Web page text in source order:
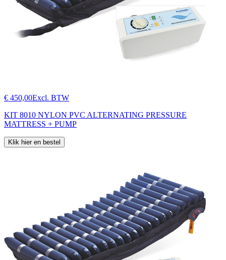
€ 450,00Excl. BTW
KIT 8010 NYLON PVC ALTERNATING PRESSURE
MATTRESS + PUMP
Klik hier en bestel